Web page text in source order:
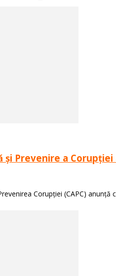
și Prevenire a
Corupției (CAPC)